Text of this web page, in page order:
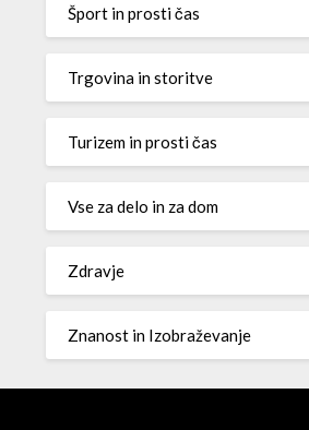
Šport in prosti čas
Trgovina in storitve
Turizem in prosti čas
Vse za delo in za dom
Zdravje
Znanost in Izobraževanje